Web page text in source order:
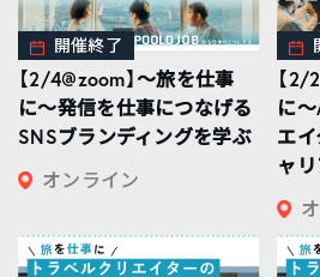
開催終了
【2/4@zoom】〜旅を仕事
に〜発信を仕事につなげる
SNSブランディングを学ぶ
オンライン
【
に
エ
ャ